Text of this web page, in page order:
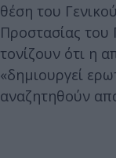
θέση του
Προστασίας του
τονίζουν ότι η
«δημιουργεί
αναζητηθούν